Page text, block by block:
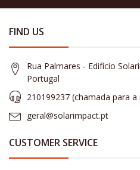
FIND US
Rua Palmares - Edifício
Portugal
210199237 (​chamada para
geral@solarimpact.pt
CUSTOMER SERVICE